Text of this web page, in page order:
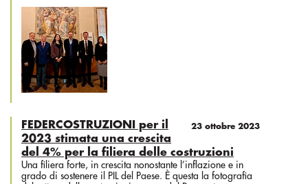
23 ottobre 2023
FEDERCOSTRUZIONI per il
2023 stimata una crescita
del 4% per la filiera delle costruzioni
Una filiera forte, in crescita nonostante l’inflazione e in
grado di sostenere il PIL del Paese. È questa la fotografia